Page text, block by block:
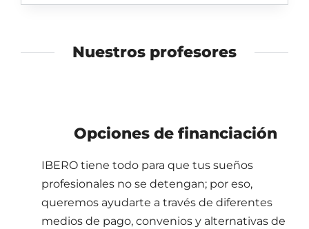
Nuestros profesores
Opciones de financiación
IBERO tiene todo para que tus sueños
profesionales no se detengan; por eso,
queremos ayudarte a través de diferentes
medios de pago, convenios y alternativas de